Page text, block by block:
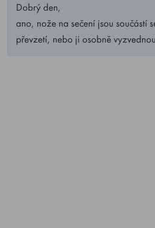
Dobrý den,
ano, nože na sečení jsou součástí
převzetí, nebo ji osobně